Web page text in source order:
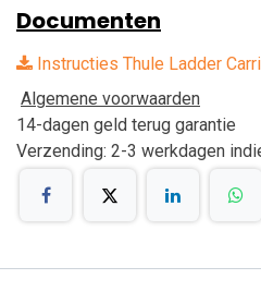
Documenten
Instructies Thule Ladder
Algemene voorwaarden
14-dagen geld terug garantie
Verzending: 2-3 werkdagen